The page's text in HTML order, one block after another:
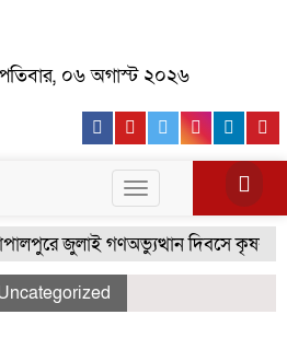
০৬ অগাস্ট ২০২৬
Facebook
YoutubeTwitter
Toggle
navigation
জুলাই গণঅভ্যুত্থান দিবসে কৃষক